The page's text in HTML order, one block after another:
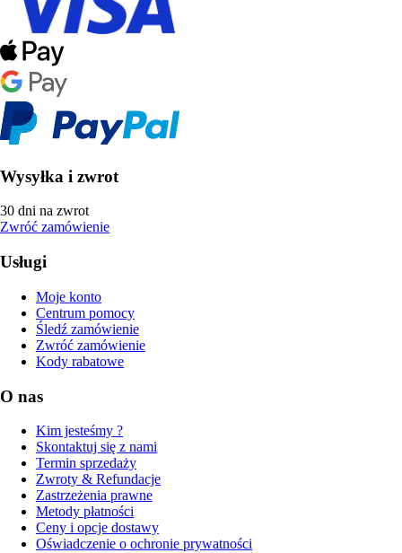
Wysyłka i zwrot
30 dni na zwrot
Zwróć zamówienie
Usługi
Moje konto
Centrum pomocy
Śledź zamówienie
Zwróć zamówienie
Kody rabatowe
O nas
Kim jesteśmy ?
Skontaktuj się z nami
Termin sprzedaży
Zwroty & Refundacje
Zastrzeżenia prawne
Metody płatności
Ceny i opcje dostawy
Oświadczenie o ochronie prywatności